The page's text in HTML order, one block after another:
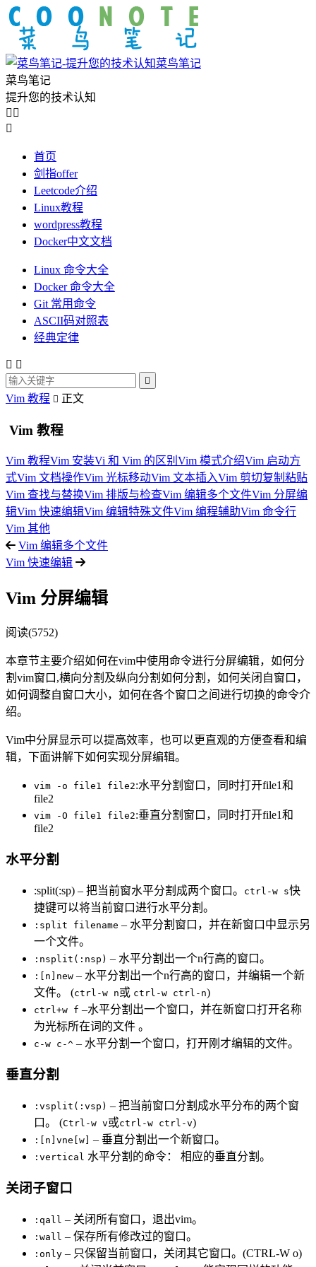
菜鸟笔记
菜鸟笔记
提升您的技术认知
 

首页
剑指offer
Leetcode介绍
Linux教程
wordpress教程
Docker中文文档
Linux 命令大全
Docker 命令大全
Git 常用命令
ASCII码对照表
经典定律
 

Vim 教程  正文
Vim 教程
Vim 教程Vim 安装Vi 和 Vim 的区别 Vim 模式介绍Vim 启动方
式Vim 文档操作Vim 光标移动Vim 文本插入Vim 剪切复制粘贴
Vim 查找与替换Vim 排版与检查Vim 编辑多个文件Vim 分屏编
辑Vim 快速编辑Vim 编辑特殊文件Vim 编程辅助Vim 命令行
Vim 其他
Vim 编辑多个文件
Vim 快速编辑
Vim 分屏编辑
阅读(5752)
本章节主要介绍如何在vim中使用命令进行分屏编辑，如何分
割vim窗口,横向分割及纵向分割如何分割，如何关闭自窗口，
如何调整自窗口大小，如何在各个窗口之间进行切换的命令介
绍。
Vim中分屏显示可以提高效率，也可以更直观的方便查看和编
辑，下面讲解下如何实现分屏编辑。
vim -o file1 file2:水平分割窗口，同时打开file1和
file2
vim -O file1 file2:垂直分割窗口，同时打开file1和
file2
水平分割
:split(:sp) – 把当前窗水平分割成两个窗口。 ctrl-w s快
捷键可以将当前窗口进行水平分割。
:split filename – 水平分割窗口，并在新窗口中显示另
一个文件。
:nsplit(:nsp) – 水平分割出一个n行高的窗口。
:[n]new – 水平分割出一个n行高的窗口，并编辑一个新
文件。 (ctrl-w n或 ctrl-w ctrl-n)
ctrl+w f –水平分割出一个窗口，并在新窗口打开名称
为光标所在词的文件 。
c-w c-^ – 水平分割一个窗口，打开刚才编辑的文件。
垂直分割
:vsplit(:vsp) – 把当前窗口分割成水平分布的两个窗
口。 (Ctrl-w v或ctrl-w ctrl-v)
:[n]vne[w] – 垂直分割出一个新窗口。
:vertical 水平分割的命令： 相应的垂直分割。
关闭子窗口
:qall – 关闭所有窗口，退出vim。
:wall – 保存所有修改过的窗口。
:only – 只保留当前窗口，关闭其它窗口。(CTRL-W o)